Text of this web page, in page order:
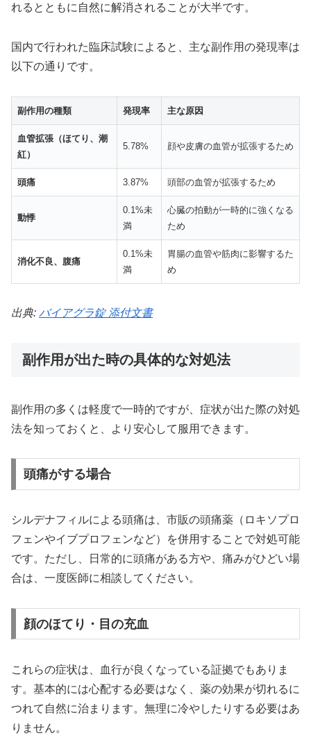
れるとともに自然に解消されることが大半です。
国内で行われた臨床試験によると、主な副作用の発現率は
以下の通りです。
副作用の種類 発現率 主な原因
血管拡張（ほてり、潮
紅）
5.78% 顔や皮膚の血管が拡張するため
頭痛 3.87% 頭部の血管が拡張するため
動悸
0.1%未
満
心臓の拍動が一時的に強くなる
ため
消化不良、腹痛
0.1%未
満
胃腸の血管や筋肉に影響するた
め
出典: バイアグラ錠 添付文書
副作用が出た時の具体的な対処法
副作用の多くは軽度で一時的ですが、症状が出た際の対処
法を知っておくと、より安心して服用できます。
頭痛がする場合
シルデナフィルによる頭痛は、市販の頭痛薬（ロキソプロ
フェンやイブプロフェンなど）を併用することで対処可能
です。ただし、日常的に頭痛がある方や、痛みがひどい場
合は、一度医師に相談してください。
顔のほてり・目の充血
これらの症状は、血行が良くなっている証拠でもありま
す。基本的には心配する必要はなく、薬の効果が切れるに
つれて自然に治まります。無理に冷やしたりする必要はあ
りません。